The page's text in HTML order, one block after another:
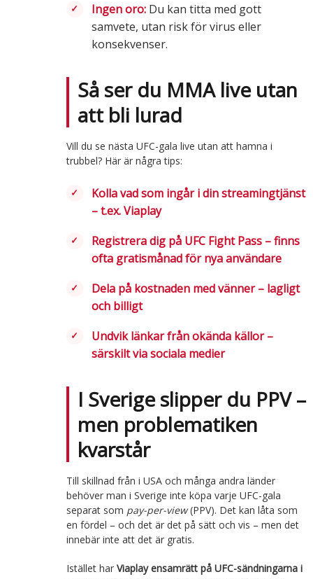
Ingen oro:Du kan titta med gott
samvete, utan risk för virus eller
konsekvenser.
Så ser du MMA live utan
att bli lurad
Vill du se nästa UFC-gala live utan att hamna i
trubbel? Här är några tips:
Kolla vad som ingår i din streamingtjänst
– t.ex. Viaplay
Registrera dig på UFC Fight Pass – finns
ofta gratismånad för nya användare
Dela på kostnaden med vänner – lagligt
och billigt
Undvik länkar från okända källor –
särskilt via sociala medier
I Sverige slipper du PPV –
men problematiken
kvarstår
Till skillnad från i USA och många andra länder
behöver man i Sverige inte köpa varje UFC-gala
separat som pay-per-view(PPV). Det kan låta som
en fördel – och det är det på sätt och vis – men det
innebär inte att det är gratis.
Istället har Viaplay ensamrätt på UFC-sändningarna i